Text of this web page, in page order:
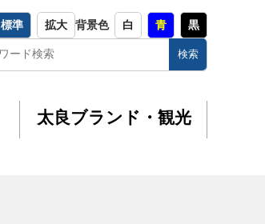
標準 拡大 背景色 白 青 黒
太良ブランド・観光